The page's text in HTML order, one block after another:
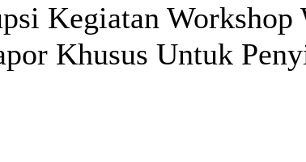
Kegiatan Workshop
Khusus Untuk